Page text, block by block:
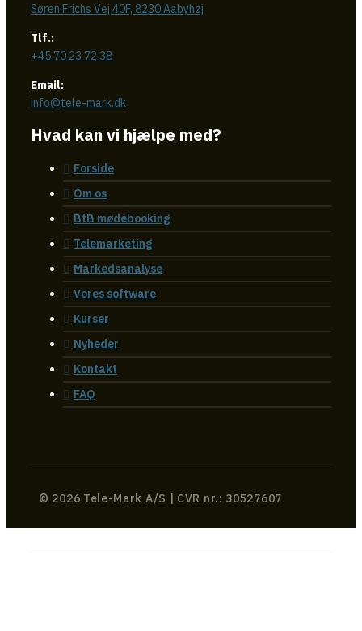
Søren Frichs Vej 40F, 8230 Aabyhøj
Tlf.:
+45 70 23 72 38
Email:
info@tele-mark.dk
Hvad kan vi hjælpe med?
Forside
Om os
BtB mødebooking
Telemarketing
Markedsanalyse
Vores software
Kurser
Nyheder
Kontakt
FAQ
© 2026 Tele-Mark A/S | CVR nr.: 30527607